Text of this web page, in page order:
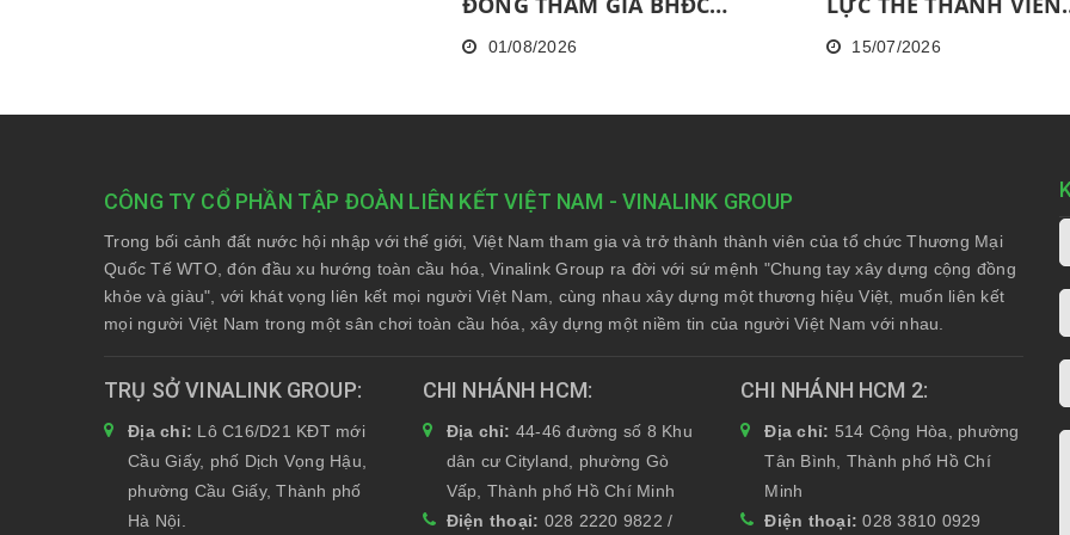
THÁNG 08.2026 ĐỐI VỚI NPP
TRONG 30 NGÀY
01/08/2026
THÁNG 06/2026
15/07/2026
CÔNG TY CỔ PHẦN TẬP ĐOÀN LIÊN KẾT VIỆT NAM - VINALINK GROUP
Trong bối cảnh đất nước hội nhập với thế giới, Việt Nam tham gia và trở thành thành viên của tổ chức Thương Mại
Quốc Tế WTO, đón đầu xu hướng toàn cầu hóa, Vinalink Group ra đời với sứ mệnh "Chung tay xây dựng cộng đồng
khỏe và giàu", với khát vọng liên kết mọi người Việt Nam, cùng nhau xây dựng một thương hiệu Việt, muốn liên kết
mọi người Việt Nam trong một sân chơi toàn cầu hóa, xây dựng một niềm tin của người Việt Nam với nhau.
TRỤ SỞ VINALINK GROUP
Địa chỉ: Lô C16/D21 KĐT mới
Cầu Giấy, phố Dịch Vọng Hậu,
phường Cầu Giấy, Thành phố
Hà Nội.
CHI NHÁNH HCM
Địa chỉ: 44-46 đường số 8 Khu
dân cư Cityland, phường Gò
Vấp, Thành phố Hồ Chí Minh
Điện thoại: 028 2220 9822 /
CHI NHÁNH HCM 2
Địa chỉ: 514 Cộng Hòa, phường
Tân Bình, Thành phố Hồ Chí
Minh
Điện thoại:028 3810 0929